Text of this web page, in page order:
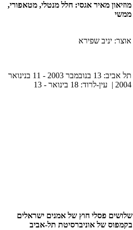
מוזיאון מאיר אגסי: חלל מנטלי, מטאפורי,
ממשי
אוצר: יניב שפירא
תל אביב: 13 בנובמבר 2003 - 11 בנינואר
2004 | עין-לרוד: 18 בינואר - 13
שלושים פסלי חוץ של אמנים ישראלים
בקמפוס של אוניברסיטת תל-אביב